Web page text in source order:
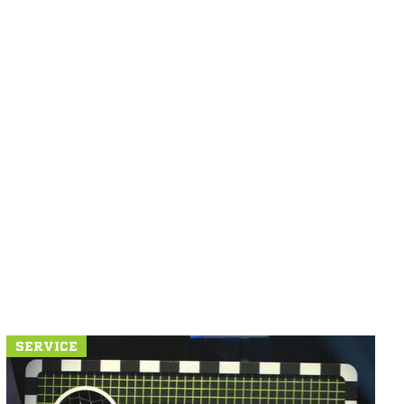
SERVICE